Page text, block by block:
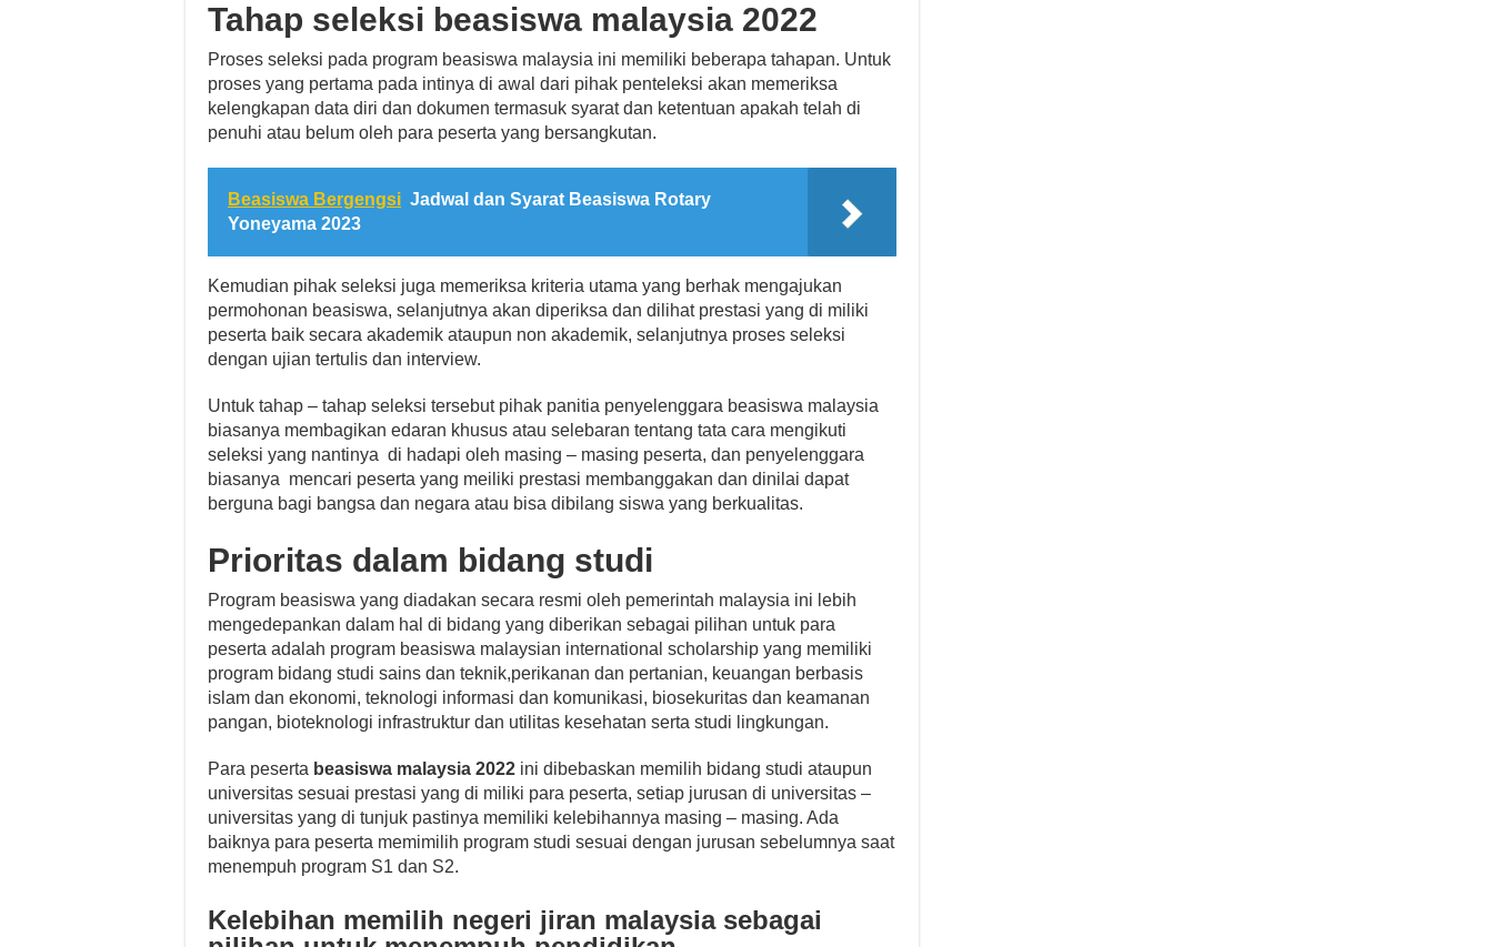
Tahap seleksi beasiswa malaysia 2022
Proses seleksi pada program beasiswa malaysia ini memiliki beberapa tahapan. Untuk
proses yang pertama pada intinya di awal dari pihak penteleksi akan memeriksa
kelengkapan data diri dan dokumen termasuk syarat dan ketentuan apakah telah di
penuhi atau belum oleh para peserta yang bersangkutan.
Beasiswa Bergengsi Jadwal dan Syarat Beasiswa Rotary
Yoneyama 2023
Kemudian pihak seleksi juga memeriksa kriteria utama yang berhak mengajukan
permohonan beasiswa, selanjutnya akan diperiksa dan dilihat prestasi yang di miliki
peserta baik secara akademik ataupun non akademik, selanjutnya proses seleksi
dengan ujian tertulis dan interview.
Untuk tahap – tahap seleksi tersebut pihak panitia penyelenggara beasiswa malaysia
biasanya membagikan edaran khusus atau selebaran tentang tata cara mengikuti
seleksi yang nantinya di hadapi oleh masing – masing peserta, dan penyelenggara
biasanya mencari peserta yang meiliki prestasi membanggakan dan dinilai dapat
berguna bagi bangsa dan negara atau bisa dibilang siswa yang berkualitas.
Prioritas dalam bidang studi
Program beasiswa yang diadakan secara resmi oleh pemerintah malaysia ini lebih
mengedepankan dalam hal di bidang yang diberikan sebagai pilihan untuk para
peserta adalah program beasiswa malaysian international scholarship yang memiliki
program bidang studi sains dan teknik,perikanan dan pertanian, keuangan berbasis
islam dan ekonomi, teknologi informasi dan komunikasi, biosekuritas dan keamanan
pangan, bioteknologi infrastruktur dan utilitas kesehatan serta studi lingkungan.
Para peserta beasiswa malaysia 2022 ini dibebaskan memilih bidang studi ataupun
universitas sesuai prestasi yang di miliki para peserta, setiap jurusan di universitas –
universitas yang di tunjuk pastinya memiliki kelebihannya masing – masing. Ada
baiknya para peserta memimilih program studi sesuai dengan jurusan sebelumnya saat
menempuh program S1 dan S2.
Kelebihan memilih negeri jiran malaysia sebagai